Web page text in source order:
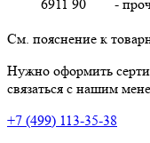
6911 90
-
См. пояснение к
Нужно оформить
связаться с нашим
+7 (499) 113-35-38